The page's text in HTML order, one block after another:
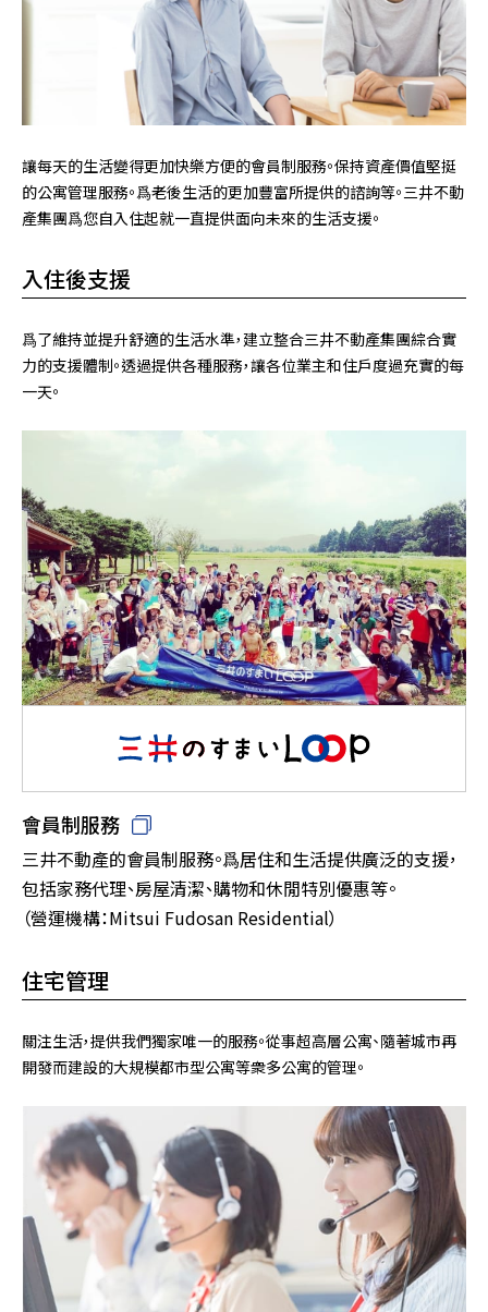
讓每天的生活變得更加快樂方便的會員制服務。保持資產價值堅挺
的公寓管理服務。爲老後生活的更加豐富所提供的諮詢等。三井不動
產集團爲您自入住起就一直提供面向未來的生活支援。
入住後支援
爲了維持並提升舒適的生活水準，建立整合三井不動產集團綜合實
力的支援體制。透過提供各種服務，讓各位業主和住戶度過充實的每
一天。
會員制服務
三井不動產的會員制服務。爲居住和生活提供廣泛的支援，
包括家務代理、房屋清潔、購物和休閒特別優惠等。
（營運機構：Mitsui Fudosan Residential）
住宅管理
關注生活，提供我們獨家唯一的服務。從事超高層公寓、隨著城市再
開發而建設的大規模都市型公寓等衆多公寓的管理。